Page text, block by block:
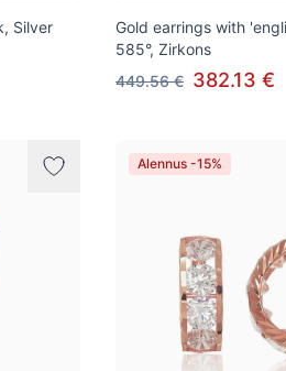
Silver
Gold earrings with
585°, Zirkons
449.56 € 382.13 €
Alennus -15%